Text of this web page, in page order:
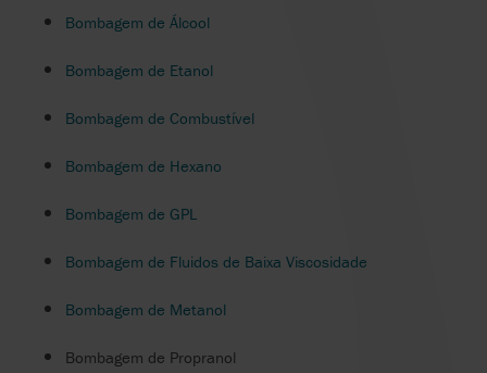
Bombagem de Álcool
Bombagem de Etanol
Bombagem de Combustível
Bombagem de Hexano
Bombagem de GPL
Bombagem de Fluidos de Baixa Viscosidade
Bombagem de Metanol
Bombagem de Propranol